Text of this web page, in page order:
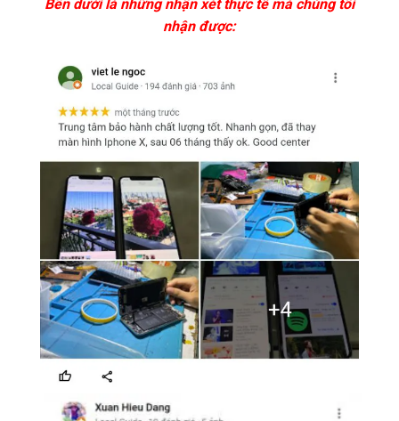
Bên dưới là những nhận xét thực tế mà chúng tôi
nhận được: